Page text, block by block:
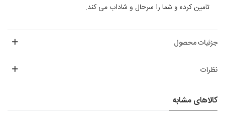
تامین کرده و شما را سرحال و شاداب می کند.
جزئیات محصول
نظرات
کالاهای مشابه